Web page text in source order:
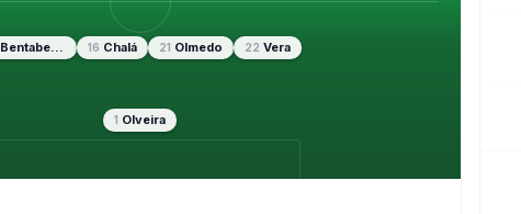
Bentaberry 16 Chalá 21 Olmedo 22 Vera
1 Olveira